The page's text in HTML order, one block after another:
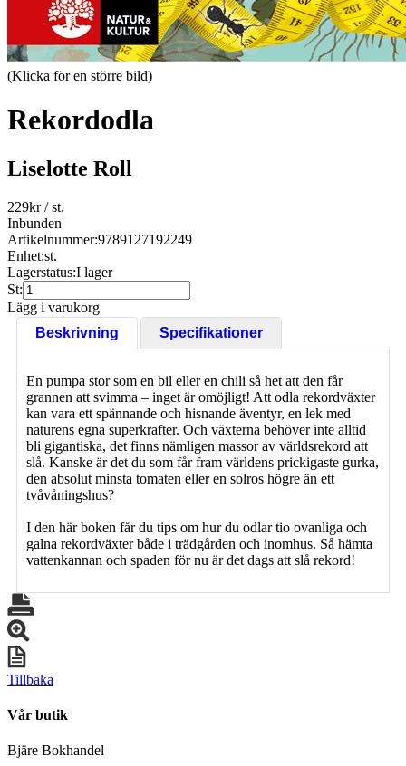
(Klicka för en större bild)
Rekordodla
Liselotte Roll
229kr/ st.
Inbunden
Artikelnummer:9789127192249
Enhet:st.
Lagerstatus:I lager
St:
Lägg i varukorg
Beskrivning
Specifikationer
En pumpa stor som en bil eller en chili så het att den får
grannen att svimma – inget är omöjligt! Att odla rekordväxter
kan vara ett spännande och hisnande äventyr, en lek med
naturens egna superkrafter. Och växterna behöver inte alltid
bli gigantiska, det finns nämligen massor av världsrekord att
slå. Kanske är det du som får fram världens prickigaste gurka,
den absolut minsta tomaten eller en solros högre än ett
tvåvåningshus?
I den här boken får du tips om hur du odlar tio ovanliga och
galna rekordväxter både i trädgården och inomhus. Så hämta
vattenkannan och spaden för nu är det dags att slå rekord!
Tillbaka
Vår butik
Bjäre Bokhandel